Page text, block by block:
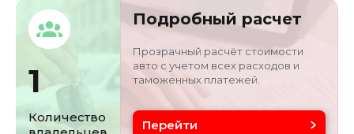
Кузов
кроссовер/
внедорожник
0 л
银/灰色
Состояние
1
Количество
Подробный расчет
Прозрачный расчёт стоимости
авто с учетом всех расходов и
таможенных платежей.
Перейти